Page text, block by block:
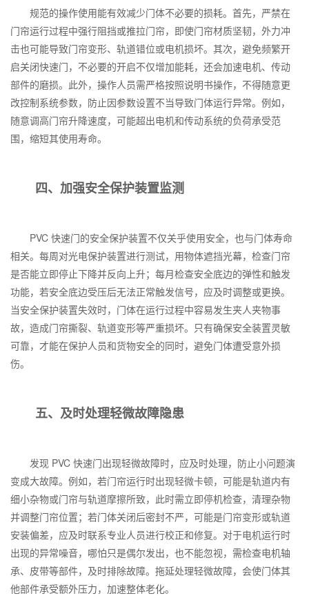
规范的操作使用能有效减少门体不必要的损耗。首先，严禁在
门帘运行过程中强行阻挡或推拉门帘，即使门帘材质坚韧，外力冲
击也可能导致门帘变形、轨道错位或电机损坏。其次，避免频繁开
启关闭快速门，不必要的开启不仅增加能耗，还会加速电机、传动
部件的磨损。此外，操作人员需严格按照说明书操作，不得随意更
改控制系统参数，防止因参数设置不当导致门体运行异常。例如，
随意调高门帘升降速度，可能超出电机和传动系统的负荷承受范
围，缩短其使用寿命。
四、加强安全保护装置监测
PVC 快速门的安全保护装置不仅关乎使用安全，也与门体寿命
相关。每周对光电保护装置进行测试，用物体遮挡光幕，检查门帘
是否能立即停止下降并反向上升；每月检查安全底边的弹性和触发
功能，若安全底边受压后无法正常触发信号，应及时调整或更换。
当安全保护装置失效时，门体在运行过程中容易发生夹人夹物事
故，造成门帘撕裂、轨道变形等严重损坏。只有确保安全装置灵敏
可靠，才能在保护人员和货物安全的同时，避免门体遭受意外损
伤。
五、及时处理轻微故障隐患
发现 PVC 快速门出现轻微故障时，应及时处理，防止小问题演
变成大故障。例如，若门帘运行时出现轻微卡顿，可能是轨道内有
细小杂物或门帘与轨道摩擦所致，此时需立即停机检查，清理杂物
并调整门帘位置；若门体关闭后密封不严，可能是门帘变形或轨道
安装偏差，应及时联系专业人员进行校正和修复。对于电机运行时
出现的异常噪音，哪怕只是偶尔发出，也不能忽视，需检查电机轴
承、皮带等部件，及时排除故障。拖延处理轻微故障，会使门体其
他部件承受额外压力，加速整体老化。